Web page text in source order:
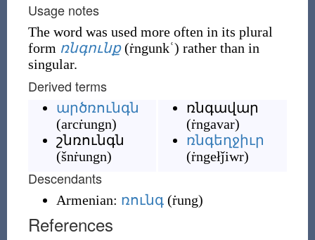
Usage notes
The word was used more often in its plural
form ռնգունք (ṙngunkʿ) rather than in
singular.
Derived terms
արծռունգն
(arcṙungn)
շնռունգն
(šnṙungn)
ռնգավար
(ṙngavar)
ռնգեղջիւր
(ṙngełǰiwr)
Descendants
Armenian: ռունգ (ṙung)
References